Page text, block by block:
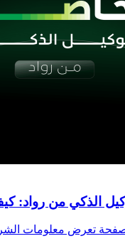
الذكي من
صفحة تعرض معلومات